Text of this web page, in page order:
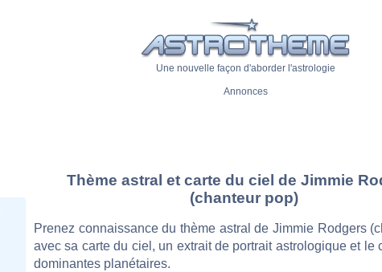
Une nouvelle façon d'aborder l'astrologie
Annonces
Thème astral et carte du ciel de Jimmie
(chanteur pop)
Prenez connaissance du thème astral de Jimmie Rodgers
avec sa carte du ciel, un extrait de portrait astrologique et le
dominantes planétaires.